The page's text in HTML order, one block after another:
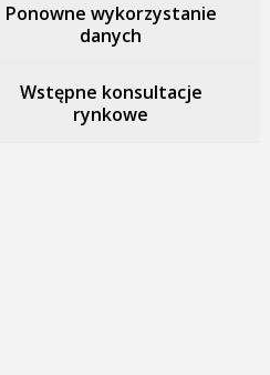
Ponowne wykorzystanie
danych
Wstępne konsultacje
rynkowe